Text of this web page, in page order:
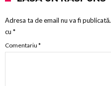
Adresa ta de email nu va fi publicată.
cu *
Comentariu *